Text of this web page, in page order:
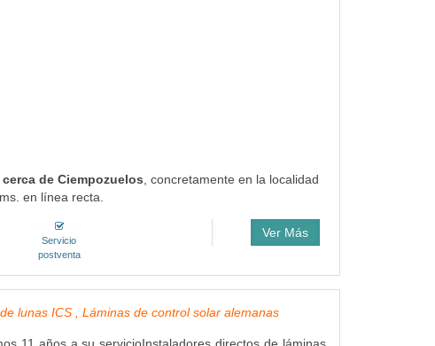
de Ciempozuelos , concretamente en la localidad
en línea recta.
Servicio
postventa
Ver Más
lunas ICS , Láminas de control solar alemanas